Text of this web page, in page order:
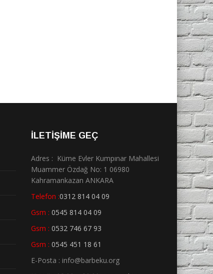
İLETİŞİME GEÇ
Adres : Küme Evler Kumpınar Mahallesi
Muammer Özdağ No: 1 06980
Kahramankazan ANKARA
Telefon :0312 814 04 09
Gsm : 0545 814 04 09
Gsm : 0532 746 67 93
Gsm : 0545 451 18 61
E-Posta : info@barbeku.org